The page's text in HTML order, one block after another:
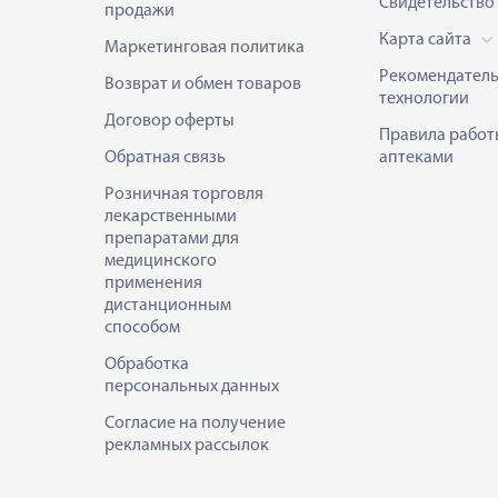
продажи
Маркетинговая политика
Возврат и обмен товаров
Договор оферты
Обратная связь
Розничная торговля
лекарственными
препаратами для
медицинского
применения
дистанционным
способом
Обработка
персональных данных
Согласие на получение
рекламных рассылок
Карта сайта
технологии
Правила
аптеками